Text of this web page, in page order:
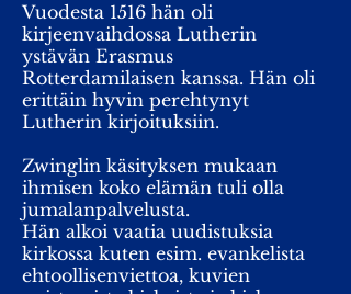
Vuodesta 1516 hän oli
kirjeenvaihdossa Lutherin
ystävän Erasmus
Rotterdamilaisen kanssa. Hän oli
erittäin hyvin perehtynyt
Lutherin kirjoituksiin.
Zwinglin käsityksen mukaan
ihmisen koko elämän tuli olla
jumalanpalvelusta.
Hän alkoi vaatia uudistuksia
kirkossa kuten esim. evankelista
ehtoollisenviettoa, kuvien